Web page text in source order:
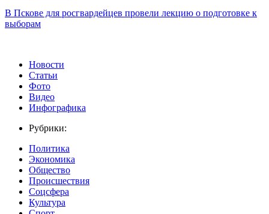
В Пскове для росгвардейцев провели лекцию о подготовке к
выборам
Новости
Статьи
Фото
Видео
Инфографика
Рубрики:
Политика
Экономика
Общество
Происшествия
Соцсфера
Культура